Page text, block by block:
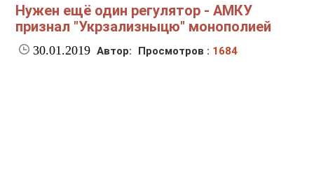
Нужен ещё один регулятор - АМКУ
признал "Укрзализныцю" монополией
30.01.2019 Автор: Просмотров : 1684